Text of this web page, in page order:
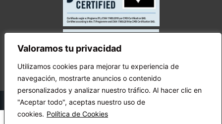
Valoramos tu privacidad
Utilizamos cookies para mejorar tu experiencia de
navegación, mostrarte anuncios o contenido
personalizados y analizar nuestro tráfico. Al hacer clic en
"Aceptar todo", aceptas nuestro uso de
cookies. Política de Cookies
© Copyright Ecuador Chequea 2025.